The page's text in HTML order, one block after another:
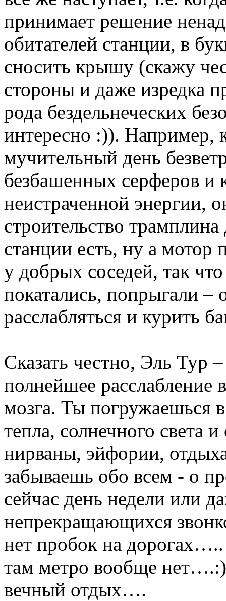
принимает решение
обитателей станции, в
сносить крышу (скажу
стороны и даже изредка
рода бездельнеческих
интересно :)). Например,
мучительный день
безбашенных серферов и
неистраченной энергии,
строительство трамплина
станции есть, ну а мотор
у добрых соседей, так
покатались, попрыгали
расслабляться и курить
Сказать честно, Эль Тур
полнейшее расслабление
мозга. Ты погружаешься
тепла, солнечного света
нирваны, эйфории,
забываешь обо всем - о
сейчас день недели или
непрекращающихся
нет пробок на
там метро вообще
вечный отдых….